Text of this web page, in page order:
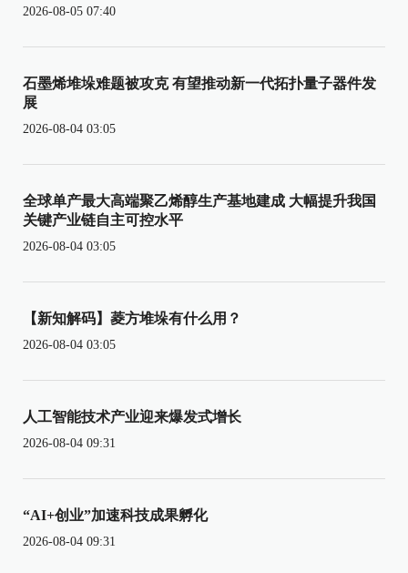
2026-08-05 07:40
石墨烯堆垛难题被攻克 有望推动新一代拓扑量子器件发
展
2026-08-04 03:05
全球单产最大高端聚乙烯醇生产基地建成 大幅提升我国
关键产业链自主可控水平
2026-08-04 03:05
【新知解码】菱方堆垛有什么用？
2026-08-04 03:05
人工智能技术产业迎来爆发式增长
2026-08-04 09:31
“AI+创业”加速科技成果孵化
2026-08-04 09:31